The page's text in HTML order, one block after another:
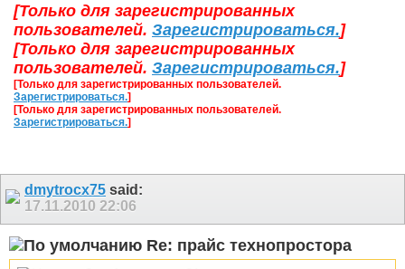
[Только для зарегистрированных
пользователей. Зарегистрироваться.]
[Только для зарегистрированных
пользователей. Зарегистрироваться.]
[Только для зарегистрированных пользователей.
Зарегистрироваться.]
[Только для зарегистрированных пользователей.
Зарегистрироваться.]
dmytrocx75 said:
17.11.2010 22:06
Re: прайс технопростора